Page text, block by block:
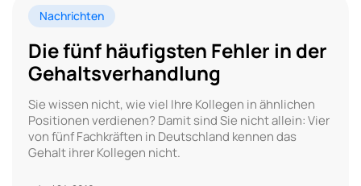
Nachrichten
Die fünf häufigsten Fehler in der
Gehaltsverhandlung
Sie wissen nicht, wie viel Ihre Kollegen in ähnlichen
Positionen verdienen? Damit sind Sie nicht allein: Vier
von fünf Fachkräften in Deutschland kennen das
Gehalt ihrer Kollegen nicht.